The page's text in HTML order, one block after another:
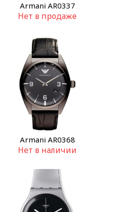
Armani AR0337
Нет в продаже
Armani AR0368
Нет в наличии